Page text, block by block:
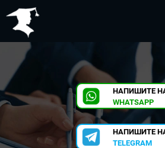
НАПИШИТЕ
WHATSAPP
НАПИШИТЕ
TELEGRAM